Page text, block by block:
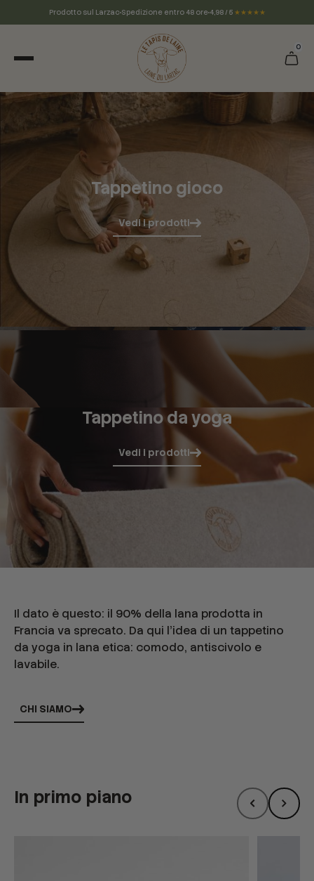
Prodotto sul LarzacSpedizione entro 48 ore4,98 / 5 ★★★★★
0
Tappetino gioco
Vedi i prodotti
Tappetino da yoga
Vedi i prodotti
Il dato è questo: il 90% della lana prodotta in
Francia va sprecato. Da qui l'idea di un tappetino
da yoga in lana etica: comodo, antiscivolo e
lavabile.
CHI SIAMO
In primo piano